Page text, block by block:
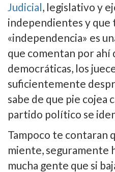
Judicial, legislativo y
independientes y que
«independencia» es
que comentan por ahí­
democráticas, los
suficientemente
sabe de que pie cojea
partido polí­tico se
Tampoco te contaran
miente, seguramente
mucha gente que si